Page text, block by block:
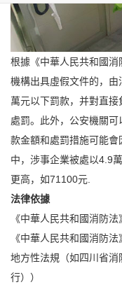
根據《中華人民共和國
機構出具虛假文件的，
萬元以下罰款，并對直
處罰。此外，公安機關
款金額和處罰措施可能會
中，涉事企業被處以4.9
更高，如71100元.
法律依據
《中華人民共和國消防
《中華人民共和國消防
地方性法規（如四川省
行））